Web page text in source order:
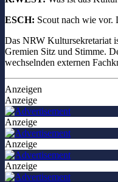
ESCH: Scout nach wie vor.
Das NRW Kultursekretariat
Gremien Sitz und Stimme.
wechselnden externen
Anzeigen
Anzeige
Anzeige
Anzeige
Anzeige